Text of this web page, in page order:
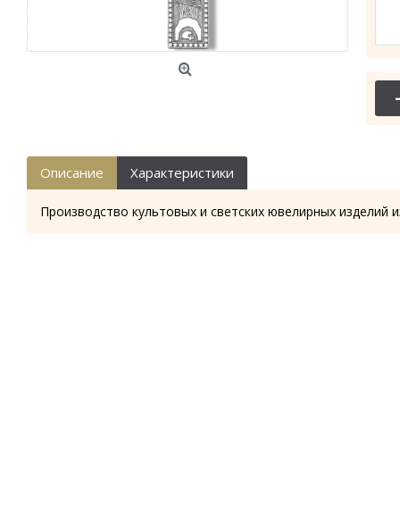
-
Описание Характеристики
Производство культовых и светских ювелирных изделий